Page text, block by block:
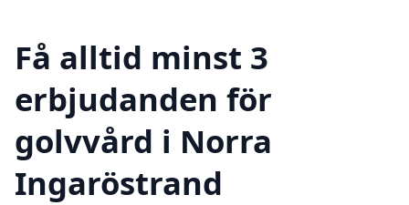
Få alltid minst 3
erbjudanden för
golvvård i Norra
Ingaröstrand